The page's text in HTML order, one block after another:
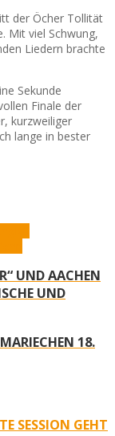
der Öcher Tollität
Mit viel Schwung,
Liedern brachte
Sekunde
Finale der
kurzweiliger
lange in bester
UND AACHEN
UND
18.
SESSION GEHT